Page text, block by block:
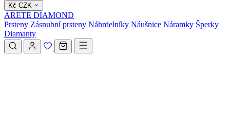
Kč CZK
ARETE DIAMOND
Prsteny Zásnubní prsteny Náhrdelníky Náušnice Náramky Šperky
Diamanty